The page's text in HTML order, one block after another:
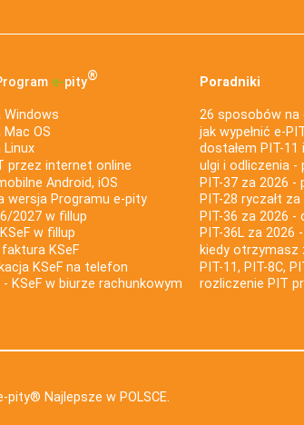
e‑pity®
Windows
OS
Linux
przez internet online
Android, iOS
wersja Programu e-pity
2027 w fillup
w fillup
KSeF
KSeF na telefon
- KSeF w biurze rachunkowym
Poradniki
26 sposobów na
jak wypełnić e-
dostałem PIT-11
ulgi i odliczenia -
PIT-37 za 2026 -
PIT-28 ryczałt za
PIT-36 za 2026 -
PIT-36L za 2026
kiedy otrzymasz
PIT-11, PIT-8C,
rozliczenie PIT
pity® Najlepsze w POLSCE.